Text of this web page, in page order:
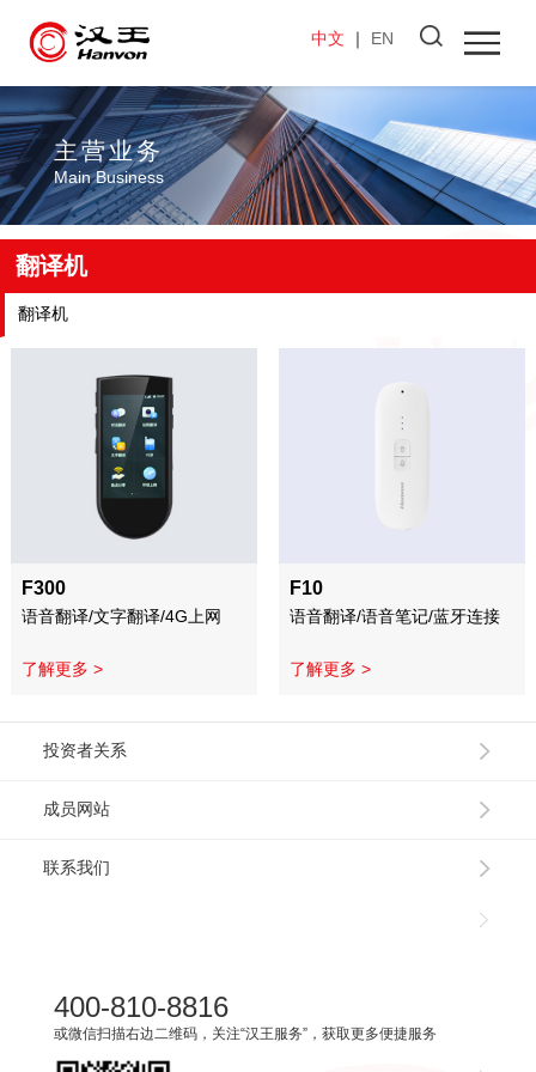
中文 ｜ EN
主营业务
Main Business
翻译机
翻译机
F300
语音翻译/文字翻译/4G上网
了解更多 >
F10
语音翻译/语音笔记/蓝牙连接
了解更多 >
投资者关系
成员网站
联系我们
400-810-8816
或微信扫描右边二维码，关注“汉王服务”，获取更多便捷服务